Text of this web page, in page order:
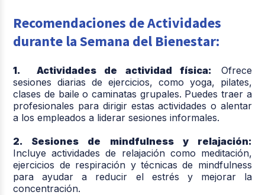
Recomendaciones de Actividades
durante la Semana del Bienestar:
1. Actividades de actividad física: Ofrece
sesiones diarias de ejercicios, como yoga, pilates,
clases de baile o caminatas grupales. Puedes traer a
profesionales para dirigir estas actividades o alentar
a los empleados a liderar sesiones informales.
2. Sesiones de mindfulness y relajación:
Incluye actividades de relajación como meditación,
ejercicios de respiración y técnicas de mindfulness
para ayudar a reducir el estrés y mejorar la
concentración.